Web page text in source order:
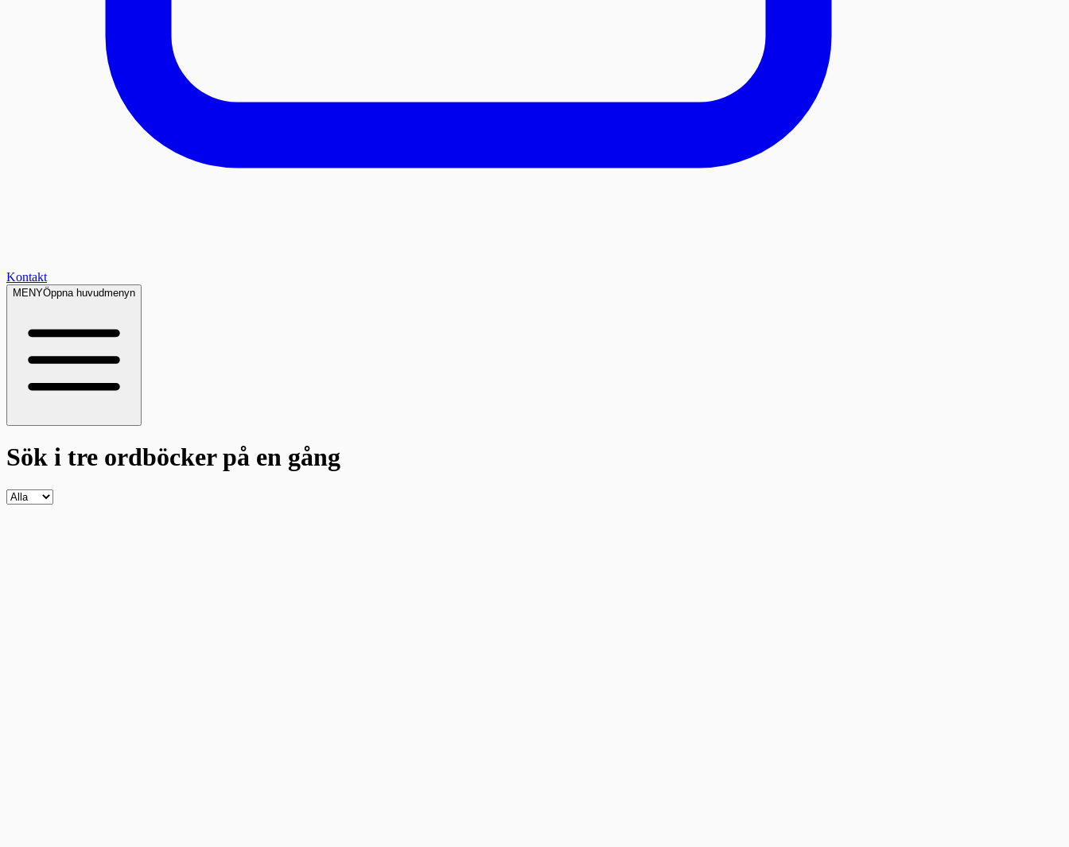
Kontakt
MENYÖppna huvudmenyn
Sök i tre ordböckerpå en gång